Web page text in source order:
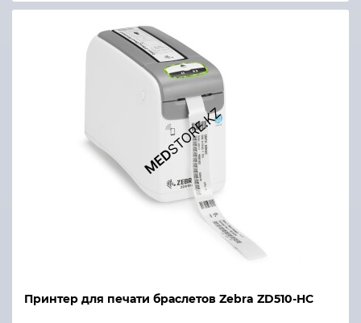
Принтер для печати браслетов Zebra ZD510-HC